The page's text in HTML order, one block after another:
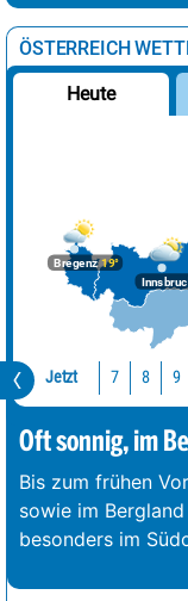
ÖSTERREICH
Heute
Bregenz19°
Jetzt 7 8 9
Oft sonnig, im
Bis zum frühen
sowie im
besonders im